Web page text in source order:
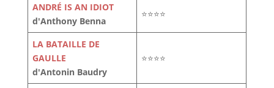
ANDRÉ IS AN IDIOT
d'Anthony Benna
⭐⭐⭐⭐
LA BATAILLE DE
GAULLE
d'Antonin Baudry
⭐⭐⭐⭐